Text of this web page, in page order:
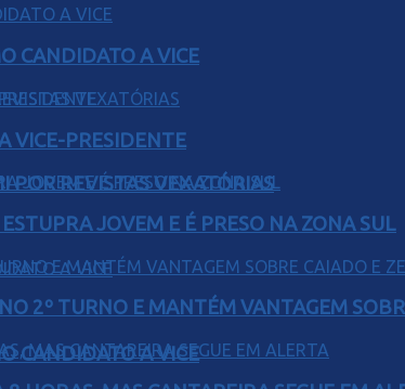
REVISTAS VEXATÓRIAS
CANDIDATO A VICE
CANDIDATO A VICE
VICE-PRESIDENTE
JOVEM E É PRESO NA ZONA SUL
2º TURNO E MANTÉM VANTAGEM